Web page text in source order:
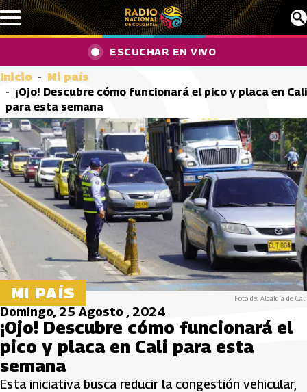
Pasar al contenido principal
ESCUCHAR EN VIVO
Inicio
Mi país
¡Ojo! Descubre cómo funcionará el pico y placa en Cali
para esta semana
MI PAÍS Foto de: Alcaldía de Cali
Domingo, 25 Agosto , 2024
¡Ojo! Descubre cómo funcionará el
pico y placa en Cali para esta
semana
Esta iniciativa busca reducir la congestión vehicular,